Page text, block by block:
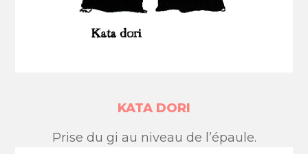
KATA DORI
Prise du gi au niveau de l’épaule.